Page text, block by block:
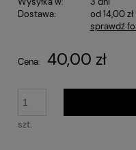
Dostawa:
od 14,00 zł
Cena nie zawierasprawdź
Cena: 40,00 zł
szt.